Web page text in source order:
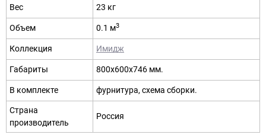
Вес 23 кг
Объем 0.1 м3
Коллекция Имидж
Габариты 800х600х746 мм.
В комплекте фурнитура, схема сборки.
Страна
производитель
Россия